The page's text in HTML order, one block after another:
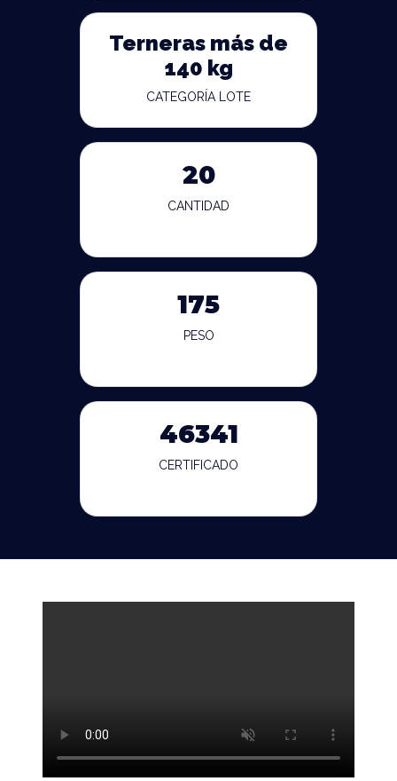
Terneras más de
140 kg
CATEGORÍA LOTE
20
CANTIDAD
175
PESO
46341
CERTIFICADO